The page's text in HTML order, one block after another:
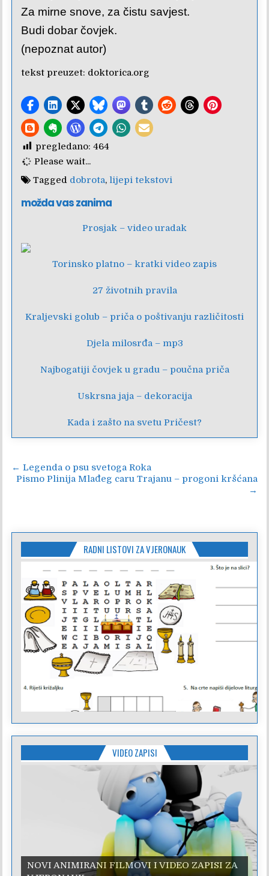
Za mirne snove, za čistu savjest.
Budi dobar čovjek.
(nepoznat autor)
tekst preuzet: doktorica.org
pregledano: 464
Please wait...
Tagged dobrota, lijepi tekstovi
možda vas zanima
Prosjak – video uradak
Torinsko platno – kratki video zapis
27 životnih pravila
Kraljevski golub – priča o poštivanju različitosti
Djela milosrđa – mp3
Najbogatiji čovjek u gradu – poučna priča
Uskrsna jaja – dekoracija
Kada i zašto na svetu Pričest?
Navigacija
objava
← Legenda o psu svetoga Roka
Pismo Plinija Mlađeg caru Trajanu – progoni kršćana
→
RADNI LISTOVI ZA VJERONAUK
VIDEO ZAPISI
NOVI ANIMIRANI FILMOVI I VIDEO ZAPISI ZA